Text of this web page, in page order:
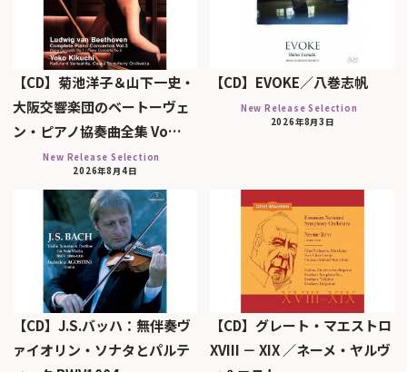
【CD】菊池洋子＆山下一史・
大阪交響楽団のベートーヴェ
ン・ピアノ協奏曲全集 Vo…
New Release Selection
2026年8月4日
【CD】EVOKE／八巻志帆
New Release Selection
2026年8月3日
【CD】J.S.バッハ：無伴奏ヴ
ァイオリン・ソナタとパルテ
【CD】グレート・マエストロ
XVIII － XIX ／ネーメ・ヤルヴ